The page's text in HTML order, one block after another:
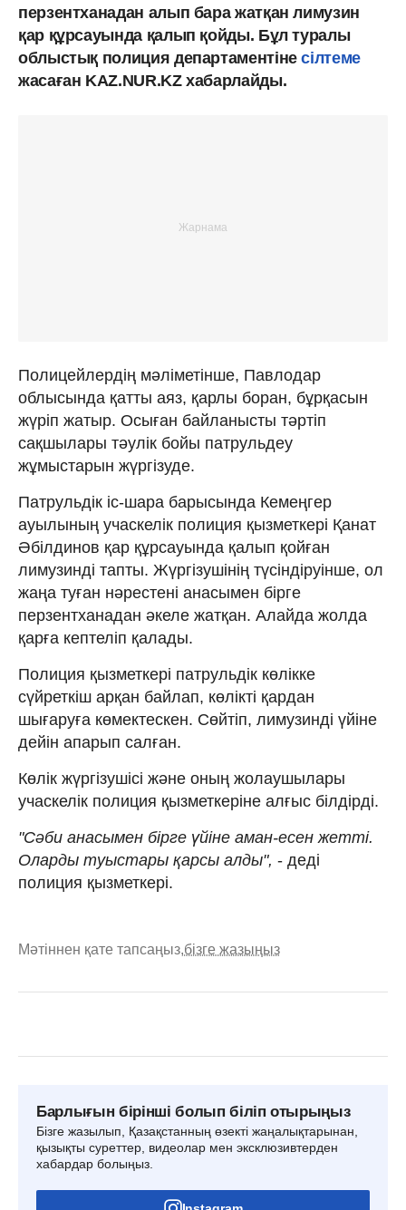
перзентханадан алып бара жатқан лимузин
қар құрсауында қалып қойды. Бұл туралы
облыстық полиция департаментінесілтеме
жасаған KAZ.NUR.KZ хабарлайды.
Полицейлердің мәліметінше, Павлодар
облысында қатты аяз, қарлы боран, бұрқасын
жүріп жатыр. Осыған байланысты тәртіп
сақшылары тәулік бойы патрульдеу
жұмыстарын жүргізуде.
Патрульдік іс-шара барысында Кемеңгер
ауылының учаскелік полиция қызметкері Қанат
Әбілдинов қар құрсауында қалып қойған
лимузинді тапты. Жүргізушінің түсіндіруінше, ол
жаңа туған нәрестені анасымен бірге
перзентханадан әкеле жатқан. Алайда жолда
қарға кептеліп қалады.
Полиция қызметкері патрульдік көлікке
сүйреткіш арқан байлап, көлікті қардан
шығаруға көмектескен. Сөйтіп, лимузинді үйіне
дейін апарып салған.
Көлік жүргізушісі және оның жолаушылары
учаскелік полиция қызметкеріне алғыс білдірді.
"Сәби анасымен бірге үйіне аман-есен жетті.
Оларды туыстары қарсы алды", - деді
полиция қызметкері.
Мәтіннен қате тапсаңыз,бізге жазыңыз
Барлығын бірінші болып біліп отырыңыз
Бізге жазылып, Қазақстанның өзекті жаңалықтарынан,
қызықты суреттер, видеолар мен эксклюзивтерден
хабардар болыңыз.